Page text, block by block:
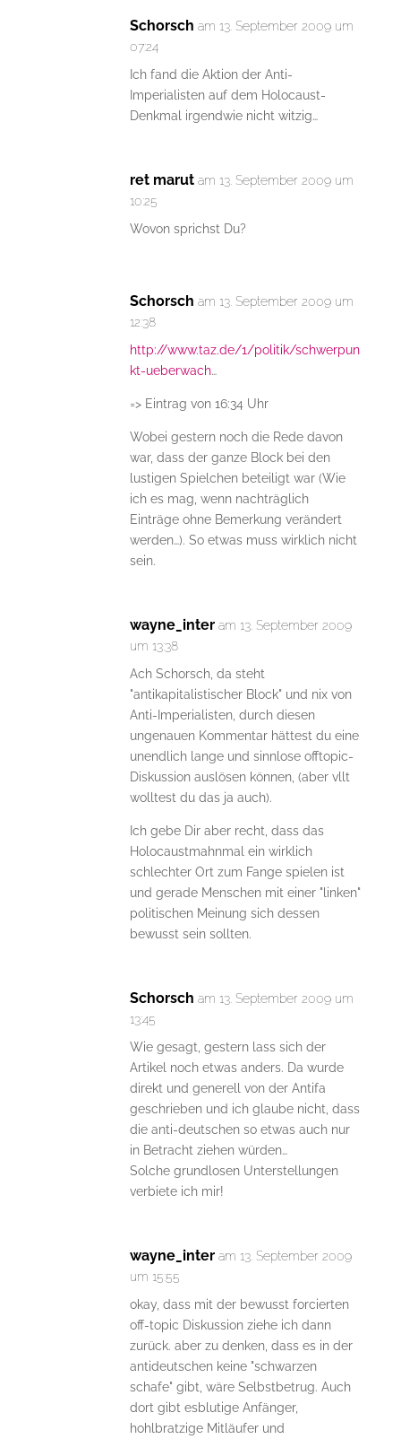
Schorsch am 13. September 2009 um
07:24
Ich fand die Aktion der Anti-
Imperialisten auf dem Holocaust-
Denkmal irgendwie nicht witzig…
ret marut am 13. September 2009 um
10:25
Wovon sprichst Du?
Schorsch am 13. September 2009 um
12:38
http://www.taz.de/1/politik/schwerpun
kt-ueberwach…
=> Eintrag von 16:34 Uhr
Wobei gestern noch die Rede davon
war, dass der ganze Block bei den
lustigen Spielchen beteiligt war (Wie
ich es mag, wenn nachträglich
Einträge ohne Bemerkung verändert
werden…). So etwas muss wirklich nicht
sein.
wayne_inter am 13. September 2009
um 13:38
Ach Schorsch, da steht
"antikapitalistischer Block" und nix von
Anti-Imperialisten, durch diesen
ungenauen Kommentar hättest du eine
unendlich lange und sinnlose offtopic-
Diskussion auslösen können, (aber vllt
wolltest du das ja auch).
Ich gebe Dir aber recht, dass das
Holocaustmahnmal ein wirklich
schlechter Ort zum Fange spielen ist
und gerade Menschen mit einer "linken"
politischen Meinung sich dessen
bewusst sein sollten.
Schorsch am 13. September 2009 um
13:45
Wie gesagt, gestern lass sich der
Artikel noch etwas anders. Da wurde
direkt und generell von der Antifa
geschrieben und ich glaube nicht, dass
die anti-deutschen so etwas auch nur
in Betracht ziehen würden…
Solche grundlosen Unterstellungen
verbiete ich mir!
wayne_inter am 13. September 2009
um 15:55
okay, dass mit der bewusst forcierten
off-topic Diskussion ziehe ich dann
zurück. aber zu denken, dass es in der
antideutschen keine "schwarzen
schafe" gibt, wäre Selbstbetrug. Auch
dort gibt esblutige Anfänger,
hohlbratzige Mitläufer und